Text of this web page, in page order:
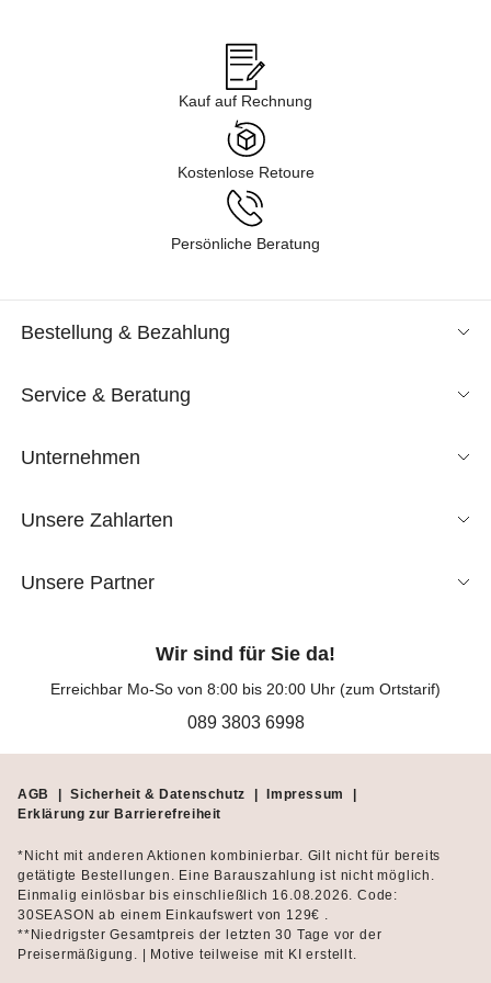
Business über Freizeit & Homewear bis zur Nachtwäsche. Lassen
Sie sich durch unsere Kollektion inspirieren und finden Sie neue
Lieblingsstücke für Ihren Kleiderschrank. Tauchen Sie ein in
unsere Shoppingwelt und lassen Sie sich exklusive Mode
entspannt nach Hause liefern. Wir sind gespannt, was Sie
Kauf auf Rechnung
Kostenlose Retoure
Persönliche Beratung
Bestellung & Bezahlung
Service & Beratung
Unternehmen
Unsere Zahlarten
Unsere Partner
Wir sind für Sie da!
Erreichbar Mo-So von 8:00 bis 20:00 Uhr (zum Ortstarif)
089 3803 6998
AGB Sicherheit & Datenschutz Impressum
Erklärung zur Barrierefreiheit
*Nicht mit anderen Aktionen kombinierbar. Gilt nicht für bereits
getätigte Bestellungen. Eine Barauszahlung ist nicht möglich.
Einmalig einlösbar bis einschließlich 16.08.2026. Code:
30SEASON ab einem Einkaufswert von 129€ .
**Niedrigster Gesamtpreis der letzten 30 Tage vor der
Preisermäßigung. | Motive teilweise mit KI erstellt.